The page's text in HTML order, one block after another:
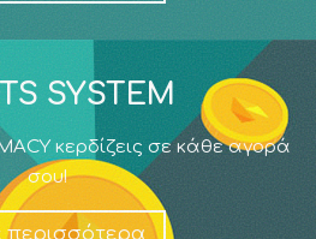
SYSTEM
κερδίζεις σε κάθε αγορά
σου!
περισσότερα